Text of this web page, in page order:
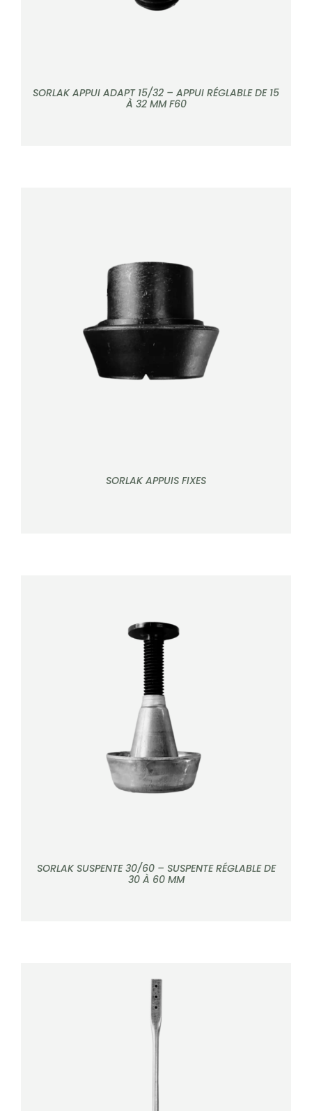
SORLAK APPUI ADAPT 15/32 – APPUI RÉGLABLE DE 15
À 32 MM F60
DÉTAILS
SORLAK APPUIS FIXES
DÉTAILS
SORLAK SUSPENTE 30/60 – SUSPENTE RÉGLABLE DE
30 À 60 MM